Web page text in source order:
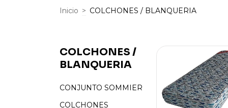
Inicio > COLCHONES / BLANQUERIA
COLCHONES /
BLANQUERIA
CONJUNTO SOMMIER
COLCHONES